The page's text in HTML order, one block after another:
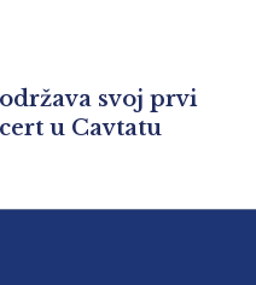
svoj prvi
u Cavtatu